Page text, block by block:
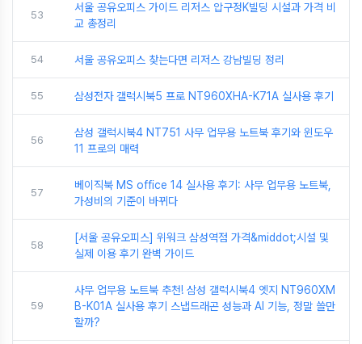
53
서울 공유오피스 가이드 리저스 압구정K빌딩 시설과 가격 비
교 총정리
54 서울 공유오피스 찾는다면 리저스 강남빌딩 정리
55 삼성전자 갤럭시북5 프로 NT960XHA-K71A 실사용 후기
56
삼성 갤럭시북4 NT751 사무 업무용 노트북 후기와 윈도우
11 프로의 매력
57
베이직북 MS office 14 실사용 후기: 사무 업무용 노트북,
가성비의 기준이 바뀌다
58
[서울 공유오피스] 위워크 삼성역점 가격&middot;시설 및
실제 이용 후기 완벽 가이드
59
사무 업무용 노트북 추천! 삼성 갤럭시북4 엣지 NT960XM
B-K01A 실사용 후기 스냅드래곤 성능과 AI 기능, 정말 쓸만
할까?